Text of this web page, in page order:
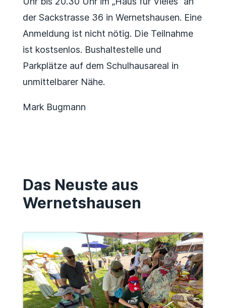
der Sackstrasse 36 in Wernetshausen. Eine
Anmeldung ist nicht nötig. Die Teilnahme
ist kostsenlos. Bushaltestelle und
Parkplätze auf dem Schulhausareal in
unmittelbarer Nähe.
Mark Bugmann
Das Neuste aus
Wernetshausen